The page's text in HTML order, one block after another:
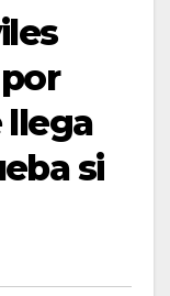
llega
si